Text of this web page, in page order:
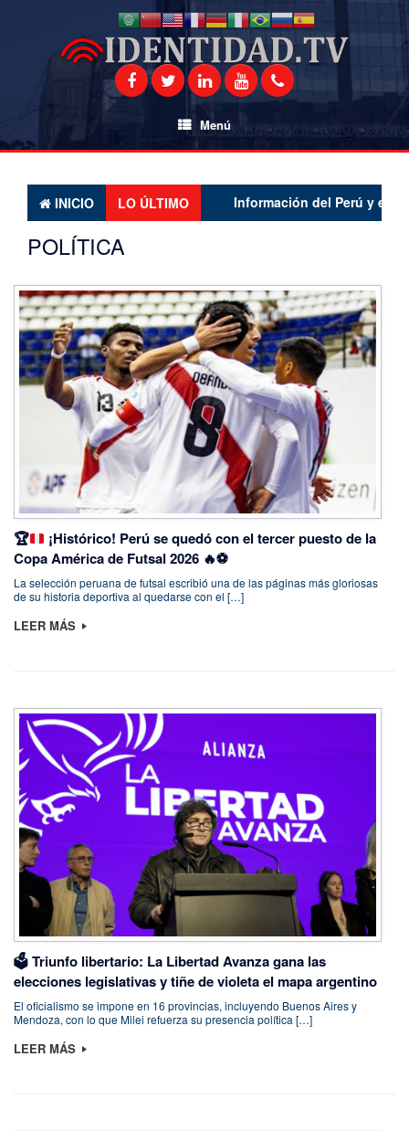
Menú
INICIO LO ÚLTIMO Información del Perú y el
POLÍTICA
🏆
¡Histórico! Perú se quedó con el tercer puesto de la
Copa América de Futsal 2026 🔥⚽
La selección peruana de futsal escribió una de las páginas más gloriosas
de su historia deportiva al quedarse con el […]
LEER MÁS
🗳️ Triunfo libertario: La Libertad Avanza gana las
elecciones legislativas y tiñe de violeta el mapa argentino
El oficialismo se impone en 16 provincias, incluyendo Buenos Aires y
Mendoza, con lo que Milei refuerza su presencia política […]
LEER MÁS